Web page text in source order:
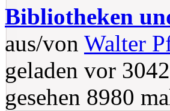
Bibliotheken
aus/von Walter
geladen vor
gesehen 8980